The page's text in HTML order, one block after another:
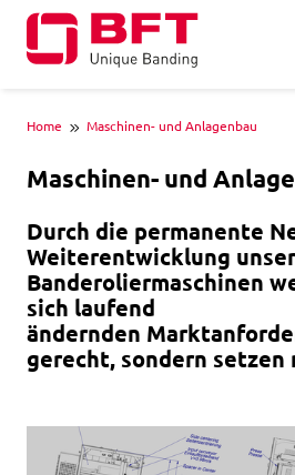
Home Maschinen- und Anlagenbau
Maschinen- und
Durch die permanente
Weiterentwicklung
Banderoliermaschinen
sich laufend
ändernden
gerecht, sondern setzen